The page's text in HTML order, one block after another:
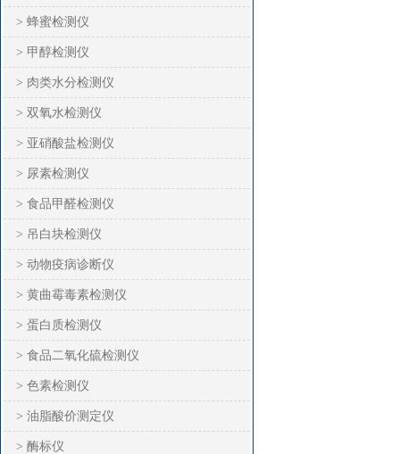
> 蜂蜜检测仪
> 甲醇检测仪
> 肉类水分检测仪
> 双氧水检测仪
> 亚硝酸盐检测仪
> 尿素检测仪
> 食品甲醛检测仪
> 吊白块检测仪
> 动物疫病诊断仪
> 黄曲霉毒素检测仪
> 蛋白质检测仪
> 食品二氧化硫检测仪
> 色素检测仪
> 油脂酸价测定仪
> 酶标仪